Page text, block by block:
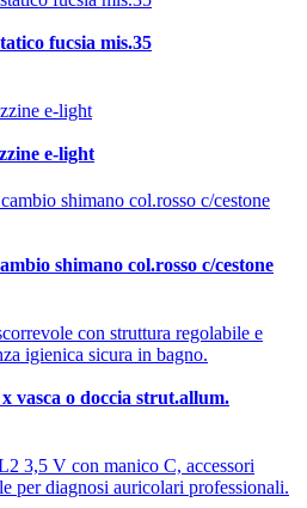
fucsia mis.35
e-light
shimano col.rosso c/cestone
vasca o doccia strut.allum.